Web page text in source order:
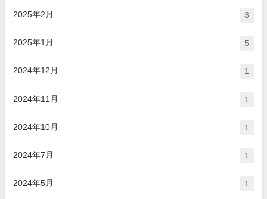
2025年2月 3
2025年1月 5
2024年12月 1
2024年11月 1
2024年10月 1
2024年7月 1
2024年5月 1